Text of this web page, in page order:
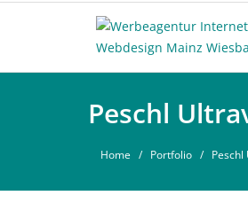
Peschl
Home / Portfolio / Peschl